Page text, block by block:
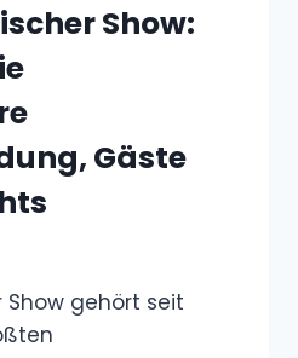
Show:
Gäste
Show gehört seit